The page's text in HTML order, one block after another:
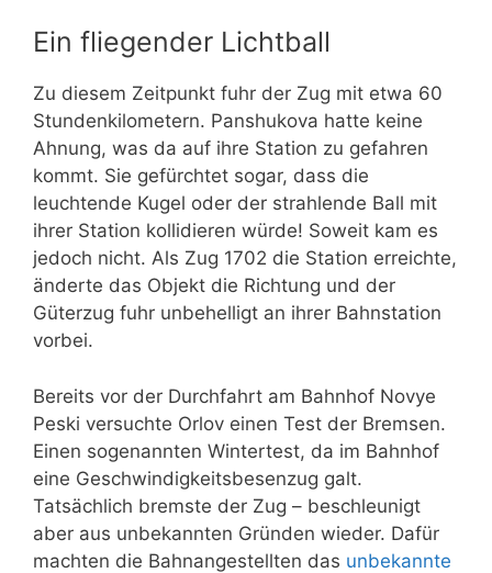
Ein fliegender Lichtball
Zu diesem Zeitpunkt fuhr der Zug mit etwa 60
Stundenkilometern. Panshukova hatte keine
Ahnung, was da auf ihre Station zu gefahren
kommt. Sie gefürchtet sogar, dass die
leuchtende Kugel oder der strahlende Ball mit
ihrer Station kollidieren würde! Soweit kam es
jedoch nicht. Als Zug 1702 die Station erreichte,
änderte das Objekt die Richtung und der
Güterzug fuhr unbehelligt an ihrer Bahnstation
vorbei.
Bereits vor der Durchfahrt am Bahnhof Novye
Peski versuchte Orlov einen Test der Bremsen.
Einen sogenannten Wintertest, da im Bahnhof
eine Geschwindigkeitsbesenzug galt.
Tatsächlich bremste der Zug – beschleunigt
aber aus unbekannten Gründen wieder. Dafür
machten die Bahnangestellten das unbekannte